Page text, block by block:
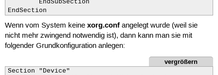
EndSection
Wenn vom System keine xorg.confangelegt wurde (weil sie
nicht mehr zwingend notwendig ist), dann kann man sie mit
folgender Grundkonfiguration anlegen:
vergrößern
Section "Device"